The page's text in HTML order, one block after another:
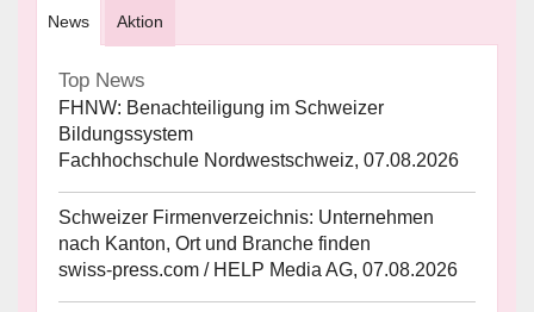
News Aktion
Top News
FHNW: Benachteiligung im Schweizer
Bildungssystem
Fachhochschule Nordwestschweiz, 07.08.2026
Schweizer Firmenverzeichnis: Unternehmen
nach Kanton, Ort und Branche finden
swiss-press.com / HELP Media AG, 07.08.2026